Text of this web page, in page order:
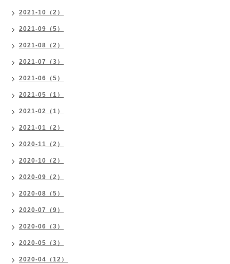
2021-10（2）
2021-09（5）
2021-08（2）
2021-07（3）
2021-06（5）
2021-05（1）
2021-02（1）
2021-01（2）
2020-11（2）
2020-10（2）
2020-09（2）
2020-08（5）
2020-07（9）
2020-06（3）
2020-05（3）
2020-04（12）